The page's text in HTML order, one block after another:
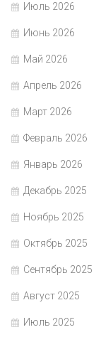
Июль 2026
Июнь 2026
Май 2026
Апрель 2026
Март 2026
Февраль 2026
Январь 2026
Декабрь 2025
Ноябрь 2025
Октябрь 2025
Сентябрь 2025
Август 2025
Июль 2025